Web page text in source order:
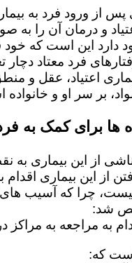
از ورود فرد به
و درمان آن را به
دارد این است که
فرد معتاد دچار
اعتیاد، عقل و
بر سر او و
ها برای کمک به
از این بیماری به
از این بیماری
چرا که آسیب
شد:
به مراجعه به مراکز
که: